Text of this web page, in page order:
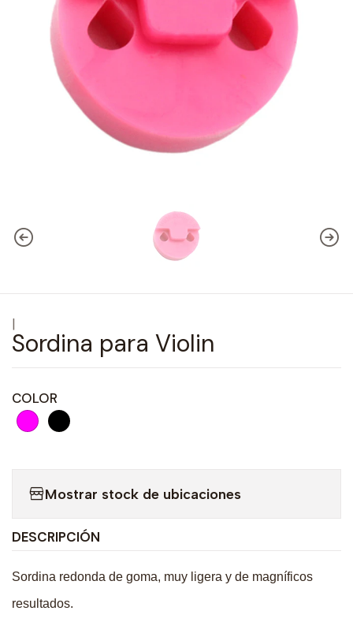
|
Sordina para Violin
COLOR
Mostrar stock de ubicaciones
DESCRIPCIÓN
Sordina redonda de goma, muy ligera y de magníficos
resultados.